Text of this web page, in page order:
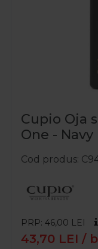
Cupio Oja
One - Navy
Cod produs
PRP: 46,00 LEI
43,70 LEI /